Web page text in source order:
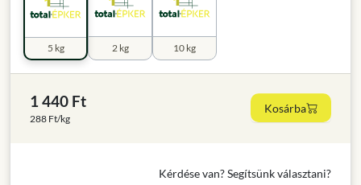
2 kg
5 kg 10 kg
1 440 Ft
288 Ft/kg
Kosárba
Kérdése van? Segítsünk választani?